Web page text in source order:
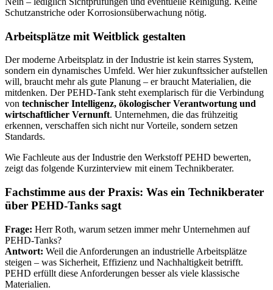
Schutzanstriche oder Korrosionsüberwachung nötig.
Arbeitsplätze mit Weitblick gestalten
Der moderne Arbeitsplatz in der Industrie ist kein starres System,
sondern ein dynamisches Umfeld. Wer hier zukunftssicher aufstellen
will, braucht mehr als gute Planung – er braucht Materialien, die
mitdenken. Der PEHD-Tank steht exemplarisch für die Verbindung
von technischer Intelligenz, ökologischer Verantwortung und
wirtschaftlicher Vernunft. Unternehmen, die das frühzeitig
erkennen, verschaffen sich nicht nur Vorteile, sondern setzen
Standards.
Wie Fachleute aus der Industrie den Werkstoff PEHD bewerten,
zeigt das folgende Kurzinterview mit einem Technikberater.
Fachstimme aus der Praxis: Was ein Technikberater
über PEHD-Tanks sagt
Frage: Herr Roth, warum setzen immer mehr Unternehmen auf
PEHD-Tanks?
Antwort: Weil die Anforderungen an industrielle Arbeitsplätze
steigen – was Sicherheit, Effizienz und Nachhaltigkeit betrifft.
PEHD erfüllt diese Anforderungen besser als viele klassische
Materialien.